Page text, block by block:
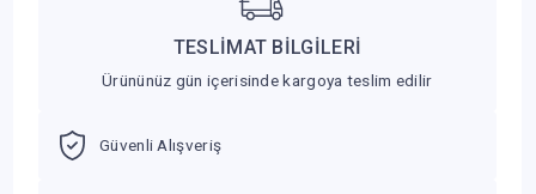
TESLİMAT BİLGİLERİ
Ürününüz gün içerisinde kargoya teslim edilir
Güvenli Alışveriş